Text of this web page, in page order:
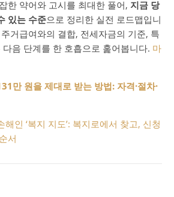
한 약어와 고시를 최대한 풀어, 지금 당
있는 수준으로 정리한 실전 로드맵입니
거급여와의 결합, 전세자금의 기준, 특
음 단계를 한 호흡으로 훑어봅니다. 마
만 원을 제대로 받는 방법: 자격·절차·
인 ‘복지 지도’: 복지로에서 찾고, 신청
서